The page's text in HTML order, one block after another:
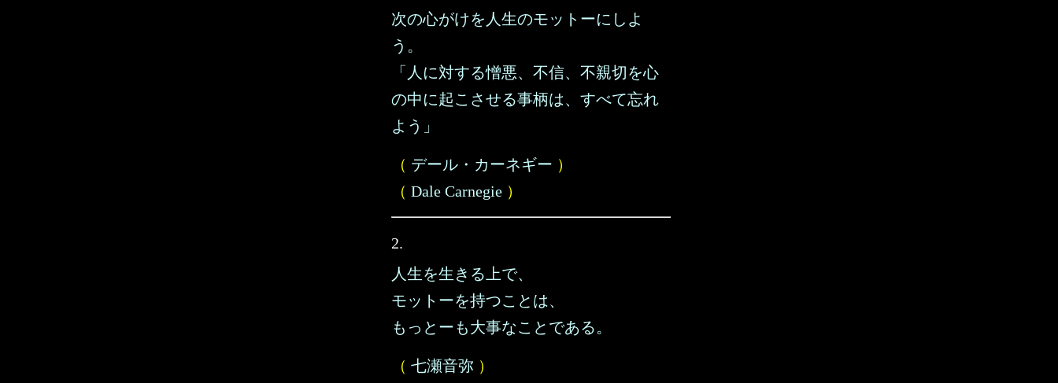
次の心がけを人生のモットーにしよ
う。
「人に対する憎悪、不信、不親切を心
の中に起こさせる事柄は、すべて忘れ
よう」
（ デール・カーネギー ）
（ Dale Carnegie ）
2.
人生を生きる上で、
モットーを持つことは、
もっとーも大事なことである。
（ 七瀬音弥 ）